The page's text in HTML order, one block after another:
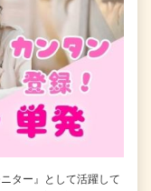
ター』として活躍して